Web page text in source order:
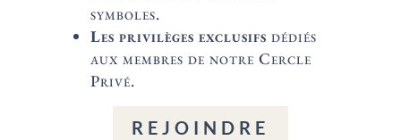
symboles.
Les privilèges exclusifs dédiés
aux membres de notre Cercle
Privé.
REJOINDRE